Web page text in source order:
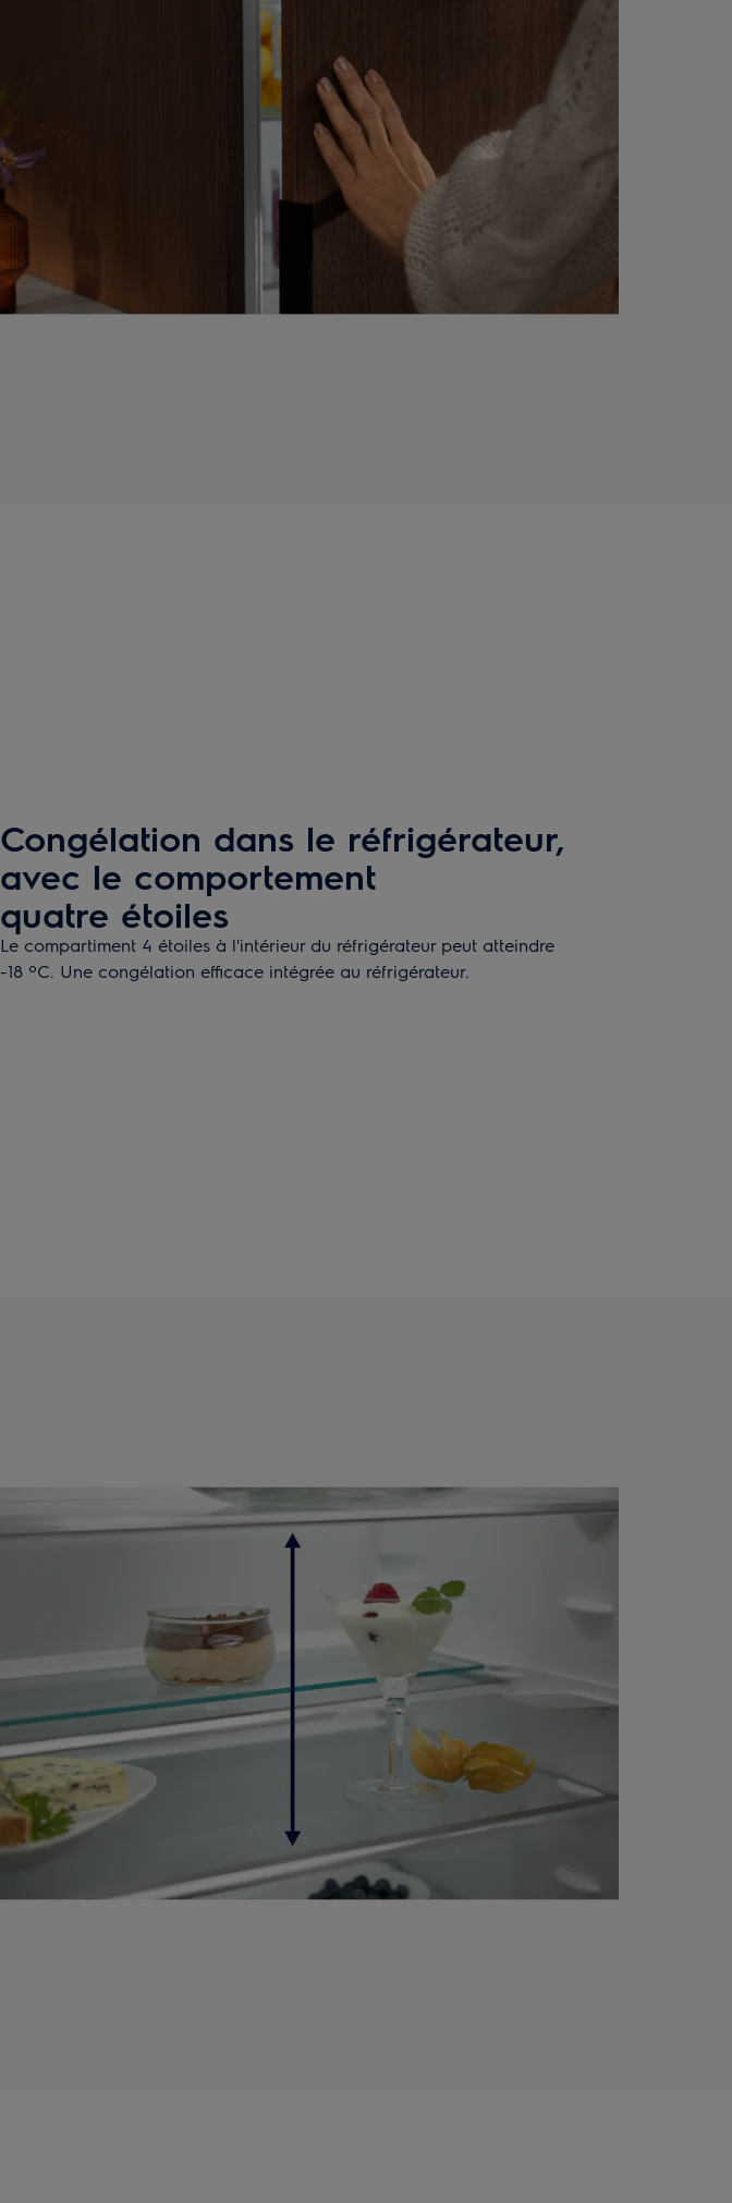
Congélation dans le réfrigérateur,
avec le comportement
quatre étoiles
Le compartiment 4 étoiles à l'intérieur du réfrigérateur peut atteindre
-18 ºC. Une congélation efficace intégrée au réfrigérateur.